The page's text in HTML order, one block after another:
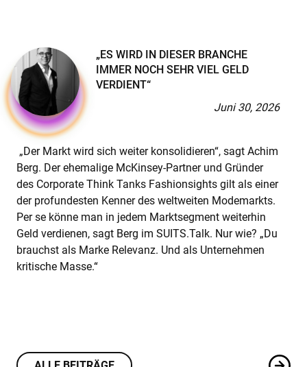
„ES WIRD IN DIESER BRANCHE
IMMER NOCH SEHR VIEL GELD
VERDIENT“
Juni 30, 2026
„Der Markt wird sich weiter konsolidieren“, sagt Achim
Berg. Der ehemalige McKinsey-Partner und Gründer
des Corporate Think Tanks Fashionsights gilt als einer
der profundesten Kenner des weltweiten Modemarkts.
Per se könne man in jedem Marktsegment weiterhin
Geld verdienen, sagt Berg im SUITS.Talk. Nur wie? „Du
brauchst als Marke Relevanz. Und als Unternehmen
kritische Masse.“